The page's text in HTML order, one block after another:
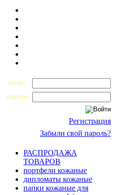
логин
пароль
Регистрация
Забыли свой пароль?
РАСПРОДАЖА
ТОВАРОВ
портфели кожаные
дипломаты кожаные
папки кожаные для